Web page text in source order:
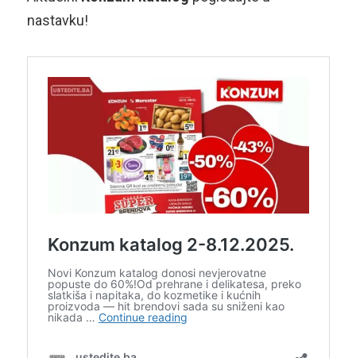
nastavku!